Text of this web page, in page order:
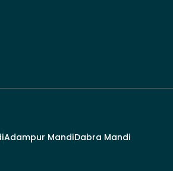
Adampur MandiDabra Mandi